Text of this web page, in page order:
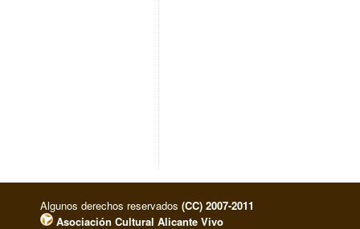
Algunos derechos reservados (CC) 2007-2011
Asociación Cultural Alicante Vivo